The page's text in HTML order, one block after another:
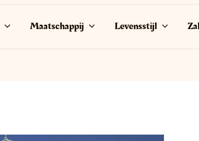
Maatschappij Levensstijl